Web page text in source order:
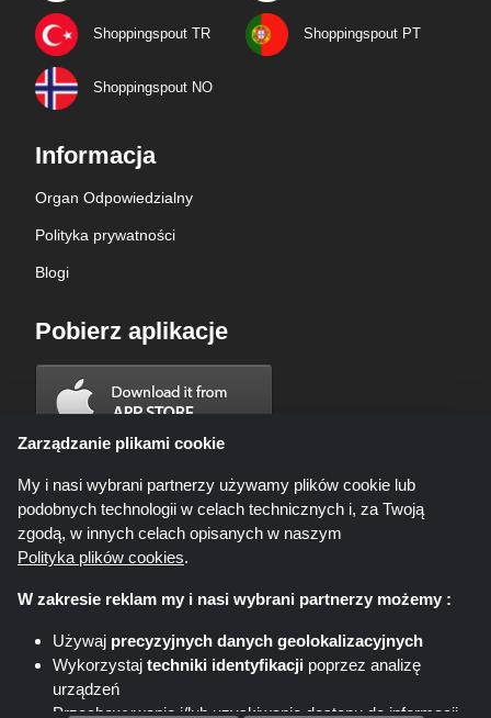
Shoppingspout TR Shoppingspout PT
Shoppingspout NO
Informacja
Organ Odpowiedzialny
Polityka prywatności
Blogi
Pobierz aplikacje
Shoppingspout.com/pl ani jego personel nie są zaangażowani, gdy
dokonujesz zakupu za pośrednictwem tych linków, Shoppingspout.com/pl
zarabia prowizję wyłącznie za pośrednictwem tych linków/ofert.
Zarządzanie plikami cookie
My i nasi wybrani partnerzy używamy plików cookie lub
podobnych technologii w celach technicznych i, za Twoją
zgodą, w innych celach opisanych w naszym
Polityka plików cookies.
W zakresie reklam my i nasi wybrani partnerzy możemy :
Używaj precyzyjnych danych geolokalizacyjnych
Wykorzystaj techniki identyfikacji poprzez analizę
urządzeń
Przechowywanie i/lub uzyskiwanie dostępu do informacji